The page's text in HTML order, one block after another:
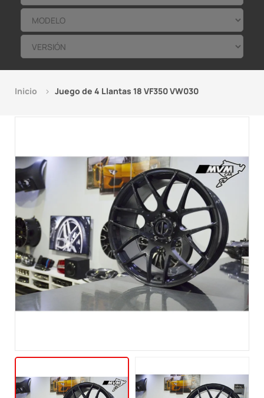
Inicio Juego de 4 Llantas 18 VF350 VW030